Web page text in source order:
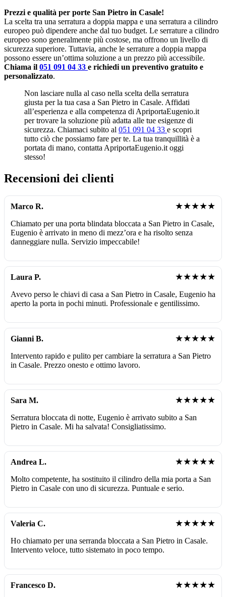
Prezzi e qualità per porte San Pietro in Casale!
La scelta tra una serratura a doppia mappa e una serratura a cilindro
europeo può dipendere anche dal tuo budget. Le serrature a cilindro
europeo sono generalmente più costose, ma offrono un livello di
sicurezza superiore. Tuttavia, anche le serrature a doppia mappa
possono essere un’ottima soluzione a un prezzo più accessibile.
Chiama il 051 091 04 33 e richiedi un preventivo gratuito e
personalizzato.
Non lasciare nulla al caso nella scelta della serratura
giusta per la tua casa a San Pietro in Casale. Affidati
all’esperienza e alla competenza di ApriportaEugenio.it
per trovare la soluzione più adatta alle tue esigenze di
sicurezza. Chiamaci subito al 051 091 04 33 e scopri
tutto ciò che possiamo fare per te. La tua tranquillità è a
portata di mano, contatta ApriportaEugenio.it oggi
stesso!
Recensioni dei clienti
Marco R. ★★★★★
Chiamato per una porta blindata bloccata a San Pietro in Casale,
Eugenio è arrivato in meno di mezz’ora e ha risolto senza
danneggiare nulla. Servizio impeccabile!
Laura P. ★★★★★
Avevo perso le chiavi di casa a San Pietro in Casale, Eugenio ha
aperto la porta in pochi minuti. Professionale e gentilissimo.
Gianni B. ★★★★★
Intervento rapido e pulito per cambiare la serratura a San Pietro
in Casale. Prezzo onesto e ottimo lavoro.
Sara M. ★★★★★
Serratura bloccata di notte, Eugenio è arrivato subito a San
Pietro in Casale. Mi ha salvata! Consigliatissimo.
Andrea L. ★★★★★
Molto competente, ha sostituito il cilindro della mia porta a San
Pietro in Casale con uno di sicurezza. Puntuale e serio.
Valeria C. ★★★★★
Ho chiamato per una serranda bloccata a San Pietro in Casale.
Intervento veloce, tutto sistemato in poco tempo.
Francesco D. ★★★★★